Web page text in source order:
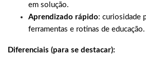
em solução.
Aprendizado rápido: curiosidade
ferramentas e rotinas de educação.
Diferenciais (para se destacar):